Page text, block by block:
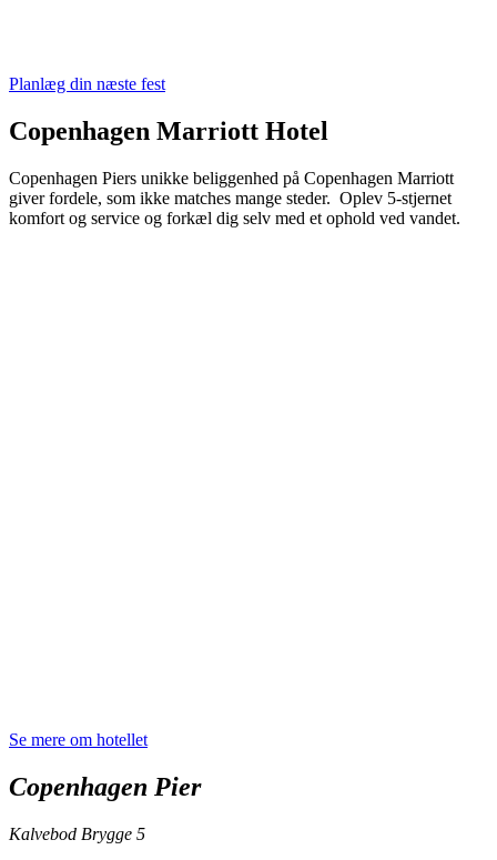
Planlæg din næste fest
Copenhagen Marriott Hotel
Copenhagen Piers unikke beliggenhed på Copenhagen Marriott
giver fordele, som ikke matches mange steder. Oplev 5-stjernet
komfort og service og forkæl dig selv med et ophold ved vandet.
Se mere om hotellet
Copenhagen Pier
Kalvebod Brygge 5